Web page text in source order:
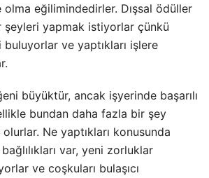
eğilimindedirler. Dışsal ödüller
şeyleri yapmak istiyorlar çünkü
ve yaptıkları işlere
büyüktür, ancak işyerinde başarılı
bundan daha fazla bir şey
Ne yaptıkları konusunda
var, yeni zorluklar
ve coşkuları bulaşıcı